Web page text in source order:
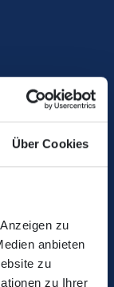
Über Cookies
zu
anbieten
zu
zu Ihrer
Mut,
Leben
Theater – ein
alle
Junggehören
Mit ihrer